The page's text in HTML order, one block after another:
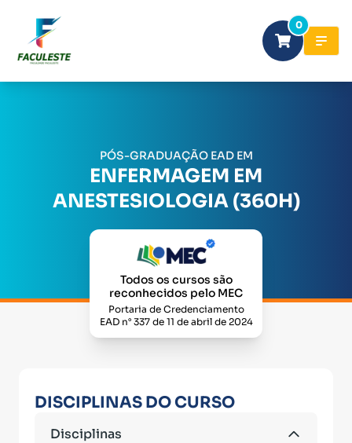
0
PÓS-GRADUAÇÃO EAD EM
ENFERMAGEM EM
ANESTESIOLOGIA (360H)
Todos os cursos são
reconhecidos pelo MEC
Portaria de Credenciamento
EAD n° 337 de 11 de abril de 2024
DISCIPLINAS DO CURSO
Disciplinas